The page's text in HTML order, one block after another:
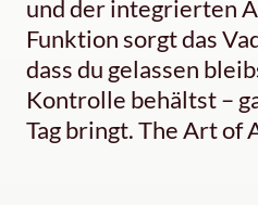
und der integrierten
Funktion sorgt das
dass du gelassen
Kontrolle behältst –
Tag bringt. The Art of